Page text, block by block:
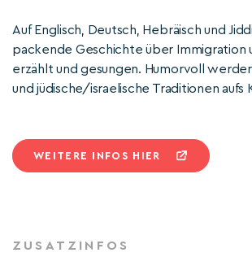
Auf Englisch, Deutsch, Hebräisch und
packende Geschichte über Immigration
erzählt und gesungen. Humorvoll
und jüdische/israelische Traditionen aufs
WEITERE INFOS HIER
ZUSATZINFOS